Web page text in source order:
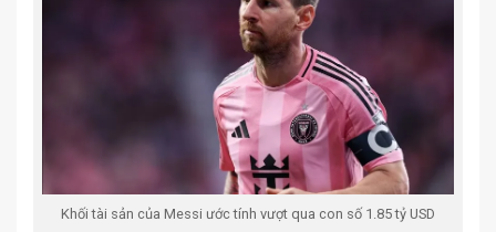
Khối tài sản của Messi ước tính vượt qua con số 1.85 tỷ USD